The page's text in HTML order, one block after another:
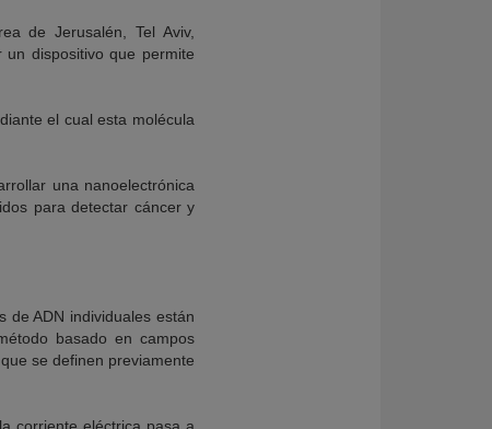
de Jerusalén, Tel Aviv,
dispositivo que permite
el cual esta molécula
una nanoelectrónica
para detectar cáncer y
de ADN individuales están
basado en campos
se definen previamente